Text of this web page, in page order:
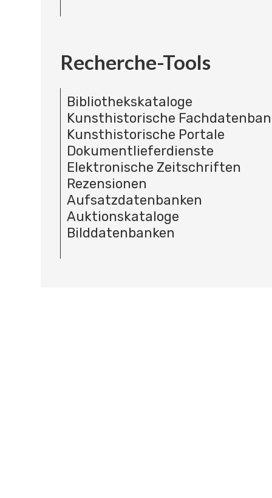
Recherche-Tools
Bibliothekskataloge
Kunsthistorische
Kunsthistorische Portale
Dokumentlieferdienste
Elektronische Zeitschriften
Rezensionen
Aufsatzdatenbanken
Auktionskataloge
Bilddatenbanken